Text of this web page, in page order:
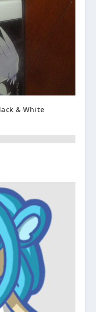
& White